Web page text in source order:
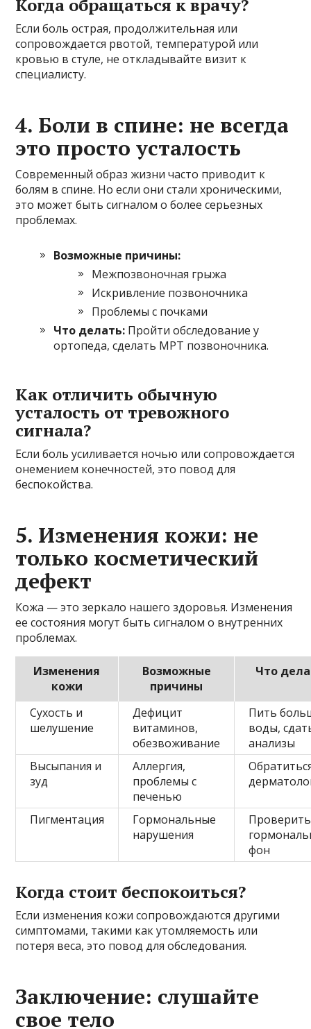
Когда обращаться к врачу?
Если боль острая, продолжительная или
сопровождается рвотой, температурой или
кровью в стуле, не откладывайте визит к
специалисту.
4. Боли в спине: не всегда
это просто усталость
Современный образ жизни часто приводит к
болям в спине. Но если они стали хроническими,
это может быть сигналом о более серьезных
проблемах.
Возможные причины:
Межпозвоночная грыжа
Искривление позвоночника
Проблемы с почками
Что делать: Пройти обследование у
ортопеда, сделать МРТ позвоночника.
Как отличить обычную
усталость от тревожного
сигнала?
Если боль усиливается ночью или сопровождается
онемением конечностей, это повод для
беспокойства.
5. Изменения кожи: не
только косметический
дефект
Кожа — это зеркало нашего здоровья. Изменения
ее состояния могут быть сигналом о внутренних
проблемах.
Изменения
кожи
Возможные
причины
Что
Сухость и
шелушение
Дефицит
витаминов,
обезвоживание
Пить
воды,
анализы
Высыпания и
зуд
Аллергия,
проблемы с
печенью
Пигментация
Гормональные
нарушения
Проверить
фон
Когда стоит беспокоиться?
Если изменения кожи сопровождаются другими
симптомами, такими как утомляемость или
потеря веса, это повод для обследования.
Заключение: слушайте
свое тело